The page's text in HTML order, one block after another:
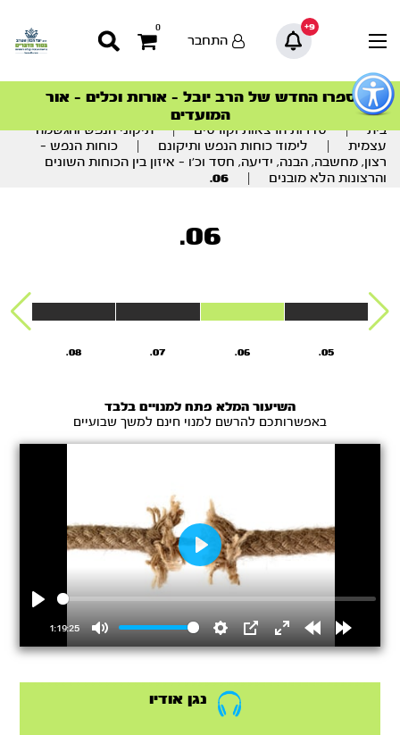
כפתור
לפתיחת
תפריט
9+
0
התחבר
סדרות הפודקאסטים
הסדרה המובילה החודש – דרך המלך
ספרו החדש של הרב יובל – אורות וכלים – אור
המועדים
הצטרפו למהפכת הבריאות הטבעית >
סדרות הפודקאסטים
הסדרה המובילה החודש – דרך המלך
תוכן
מרכזי
בית | סדרות הרצאות וקורסים |
תיקוני הנפש והגשמה
עצמית
לימוד כוחות הנפש ותיקונם
כוחות הנפש –
רצון, מחשבה, הבנה, ידיעה, חסד וכ’ו – איזון בין הכוחות השונים
והרצונות הלא מובנים
06.
06.
05.
06.
07.
08.
השיעור המלא פתח למנויים בלבד
באפשרותכם להרשם למנוי חינם למשך שבועיים
1:19:25
Mute Settings
PIP
EnterRewindForward
Play
נגן אודיו